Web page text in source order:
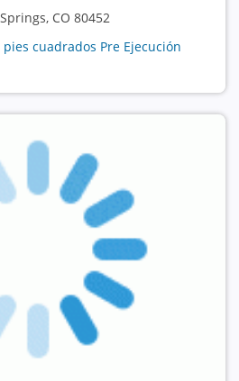
CO 80452
pies cuadrados Pre Ejecución